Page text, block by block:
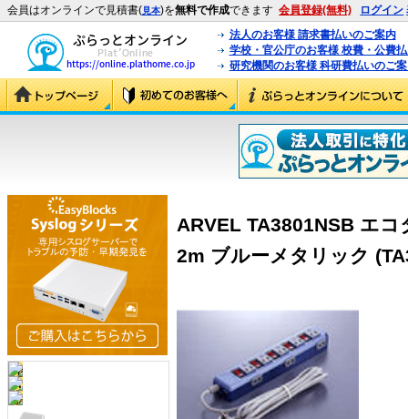
会員はオンラインで見積書(見本)を無料で作成できます 会員登録(無料) ログイン
法人のお客様 請求書払いのご案内
学校・官公庁のお客様 校費・公費
研究機関のお客様 科研費払いのご
ARVEL TA3801NSB エ
2m ブルーメタリック